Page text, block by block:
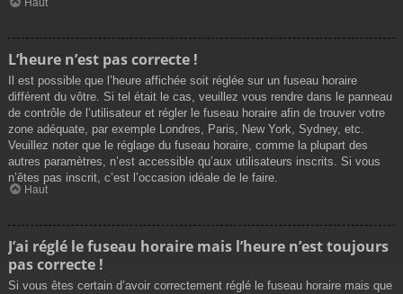
L’heure n’est pas correcte !
Il est possible que l’heure affichée soit réglée sur un fuseau horaire
différent du vôtre. Si tel était le cas, veuillez vous rendre dans le panneau
de contrôle de l’utilisateur et régler le fuseau horaire afin de trouver votre
zone adéquate, par exemple Londres, Paris, New York, Sydney, etc.
Veuillez noter que le réglage du fuseau horaire, comme la plupart des
autres paramètres, n’est accessible qu’aux utilisateurs inscrits. Si vous
n’êtes pas inscrit, c’est l’occasion idéale de le faire.
Haut
J’ai réglé le fuseau horaire mais l’heure n’est toujours
pas correcte !
Si vous êtes certain d’avoir correctement réglé le fuseau horaire mais que